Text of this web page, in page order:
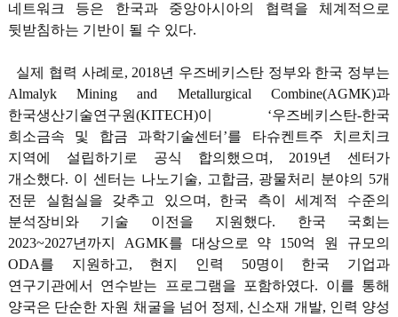
네트워크 등은 한국과 중앙아시아의 협력을 체계적으로
뒷받침하는 기반이 될 수 있다.
실제 협력 사례로, 2018년 우즈베키스탄 정부와 한국 정부는
Almalyk Mining and Metallurgical Combine(AGMK)과
한국생산기술연구원(KITECH)이 ‘우즈베키스탄-한국
희소금속 및 합금 과학기술센터’를 타슈켄트주 치르치크
지역에 설립하기로 공식 합의했으며, 2019년 센터가
개소했다. 이 센터는 나노기술, 고합금, 광물처리 분야의 5개
전문 실험실을 갖추고 있으며, 한국 측이 세계적 수준의
분석장비와 기술 이전을 지원했다. 한국 국회는
2023~2027년까지 AGMK를 대상으로 약 150억 원 규모의
ODA를 지원하고, 현지 인력 50명이 한국 기업과
연구기관에서 연수받는 프로그램을 포함하였다. 이를 통해
양국은 단순한 자원 채굴을 넘어 정제, 신소재 개발, 인력 양성